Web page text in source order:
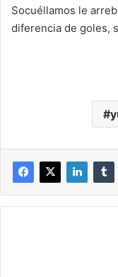
Socuéllamos le
diferencia de goles,